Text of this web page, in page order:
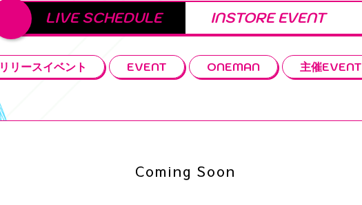
LIVE SCHEDULE INSTORE EVENT
リリースイベント EVENT ONEMAN 主催EVENT
Coming Soon